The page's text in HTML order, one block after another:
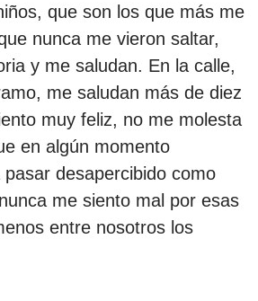
que son los que más me
nunca me vieron saltar,
y me saludan. En la calle,
me saludan más de diez
muy feliz, no me molesta
en algún momento
desapercibido como
me siento mal por esas
entre nosotros los